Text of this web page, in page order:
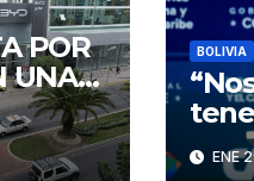
POR
UNA
BOLIVIA
ENE